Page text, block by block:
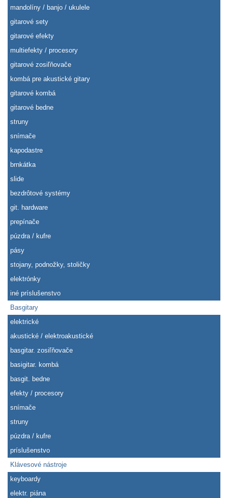
mandolíny / banjo / ukulele
gitarové sety
gitarové efekty
multiefekty / procesory
gitarové zosiľňovače
kombá pre akustické gitary
gitarové kombá
gitarové bedne
struny
snímače
kapodastre
brnkátka
slide
bezdrôtové systémy
git. hardware
prepínače
púzdra / kufre
pásy
stojany, podnožky, stoličky
elektrónky
iné príslušenstvo
Basgitary
elektrické
akustické / elektroakustické
basgitar. zosiľňovače
basigitar. kombá
basgit. bedne
efekty / procesory
snímače
struny
púzdra / kufre
príslušenstvo
Klávesové nástroje
keyboardy
elektr. piána